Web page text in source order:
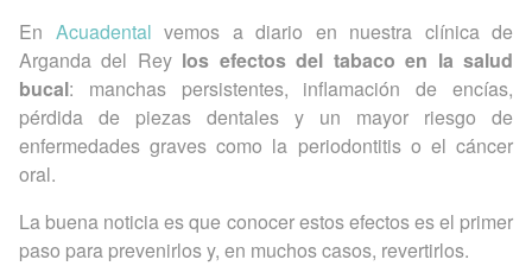
En Acuadental vemos a diario en nuestra clínica de
Arganda del Rey los efectos del tabaco en la salud
bucal: manchas persistentes, inflamación de encías,
pérdida de piezas dentales y un mayor riesgo de
enfermedades graves como la periodontitis o el cáncer
oral.
La buena noticia es que conocer estos efectos es el primer
paso para prevenirlos y, en muchos casos, revertirlos.